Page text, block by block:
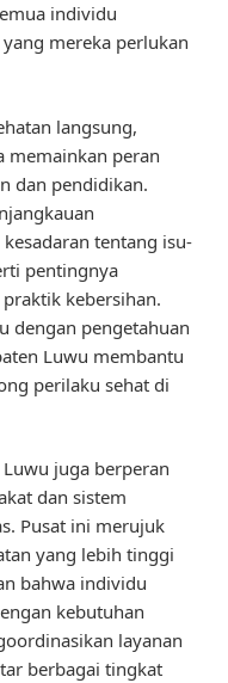
individu
mereka perlukan
langsung,
memainkan peran
dan pendidikan.
tentang isu-
pentingnya
kebersihan.
dengan pengetahuan
Luwu membantu
perilaku sehat di
juga berperan
dan sistem
Pusat ini merujuk
yang lebih tinggi
bahwa individu
kebutuhan
layanan
berbagai tingkat